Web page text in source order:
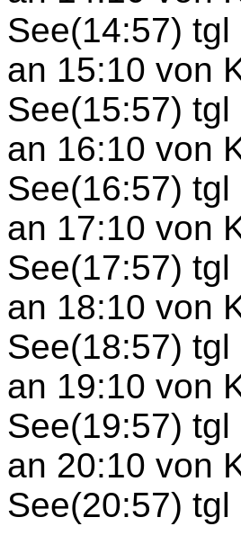
See(14:57) tgl
an 15:10 von
See(15:57) tgl
an 16:10 von
See(16:57) tgl
an 17:10 von
See(17:57) tgl
an 18:10 von
See(18:57) tgl
an 19:10 von
See(19:57) tgl
an 20:10 von
See(20:57) tgl